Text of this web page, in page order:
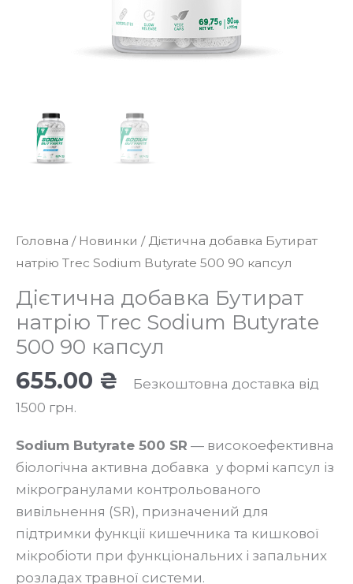
Головна / Новинки / Дієтична добавка Бутират
натрію Trec Sodium Butyrate 500 90 капсул
Дієтична добавка Бутират
натрію Trec Sodium Butyrate
500 90 капсул
655.00 ₴
Безкоштовна доставка від
1500 грн.
Sodium Butyrate 500 SR — високоефективна
біологічна активна добавка у формі капсул із
мікрогранулами контрольованого
вивільнення (SR), призначений для
підтримки функції кишечника та кишкової
мікробіоти при функціональних і запальних
розладах травної системи.